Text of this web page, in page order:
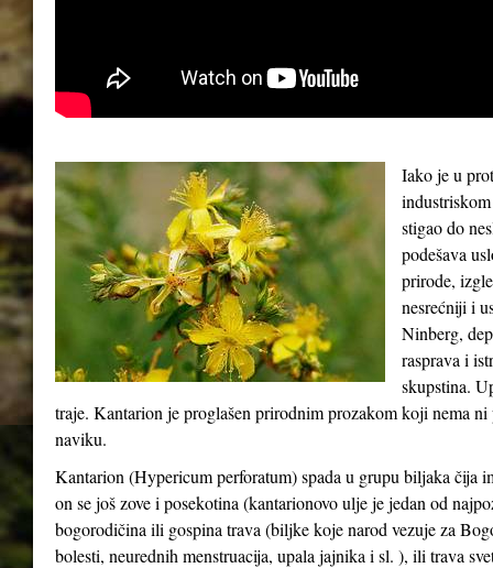
Iako je u
stigao do
podešava
prirode,
nesrećniji i
Ninberg,
rasprava i
skupstina.
traje. Kantarion je proglašen prirodnim prozakom koji nema
naviku.
Kantarion (Hypericum perforatum) spada u grupu biljaka čija
on se još zove i posekotina (kantarionovo ulje je jedan od
bogorodičina ili gospina trava (biljke koje narod vezuje za
bolesti, neurednih menstruacija, upala jajnika i sl. ), ili trava